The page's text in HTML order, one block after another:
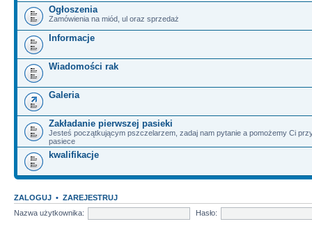
Ogłoszenia
Zamówienia na miód, ul oraz sprzedaż
Informacje
Wiadomości rak
Galeria
Zakładanie pierwszej pasieki
Jesteś początkującym pszczelarzem, zadaj nam pytanie a pomożemy Ci
pasiece
kwalifikacje
ZALOGUJ • ZAREJESTRUJ
Nazwa użytkownika:
Hasło: